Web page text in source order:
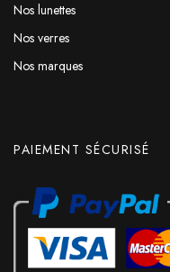
Nos lunettes
Nos verres
Nos marques
PAIEMENT SÉCURISÉ